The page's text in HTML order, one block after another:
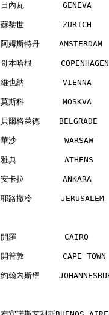
日內瓦
蘇黎世
阿姆斯特丹
哥本哈根
維也納
莫斯科
貝爾格萊德
華沙
雅典
安卡拉        ANKARA
耶路撒冷
開羅          CAIRO
開普敦        CAPE
約翰內斯堡